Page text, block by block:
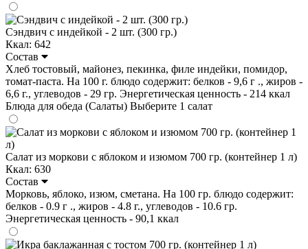
Сэндвич с индейкой - 2 шт. (300 гр.)
Ккал: 642
Состав
Хлеб тостовый, майонез, пекинка, филе индейки, помидор,
томат-паста. На 100 г. блюдо содержит: белков - 9,6 г ., жиров -
6,6 г., углеводов - 29 гр. Энергетическая ценность - 214 ккал
Блюда для обеда (Салаты) Выберите 1 салат
Салат из моркови с яблоком и изюмом 700 гр. (контейнер 1 л)
Ккал: 630
Состав
Морковь, яблоко, изюм, сметана. На 100 гр. блюдо содержит:
белков - 0.9 г ., жиров - 4.8 г., углеводов - 10.6 гр.
Энергетическая ценность - 90,1 ккал